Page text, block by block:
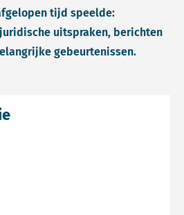
tijd speelde:
uitspraken, berichten
gebeurtenissen.